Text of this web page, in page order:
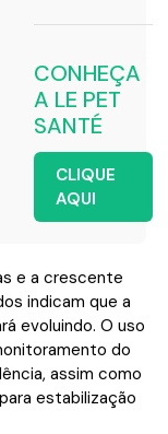
CONHEÇA
A LE PET
SANTÉ
CLIQUE
AQUI
e a crescente
indicam que a
evoluindo. O uso
do
assim como
estabilização